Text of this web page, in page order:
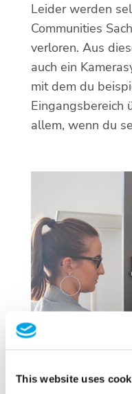
This website uses
Leider werden
Communities
verloren. Aus
auch ein
mit dem du
Eingangsbereich
allem, wenn du